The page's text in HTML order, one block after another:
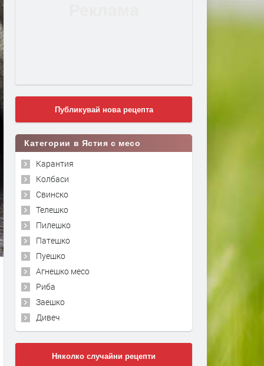
Публикувай нова рецепта
Категории в Ястия с месо
Карантия
Колбаси
Свинско
Телешко
Пилешко
Патешко
Пуешко
Агнешко месо
Риба
Заешко
Дивеч
Няколко случайни рецепти